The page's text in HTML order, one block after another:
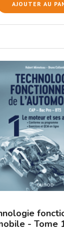
AJOUTER AU
- Tome